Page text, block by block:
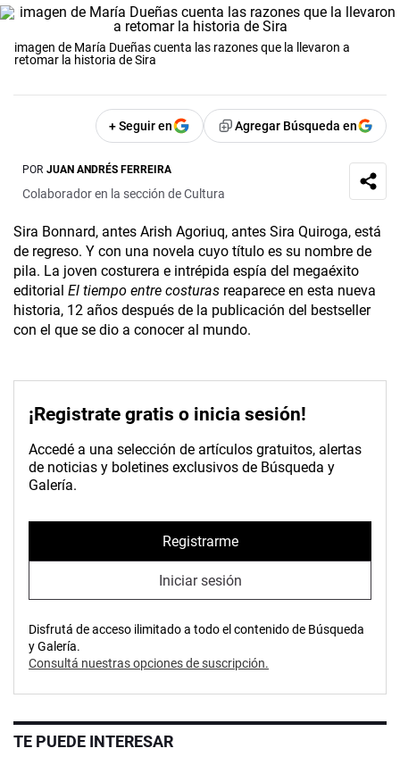
imagen de María Dueñas cuenta las razones que la llevaron a
retomar la historia de Sira
+ Seguir en Agregar Búsqueda en
POR JUAN ANDRÉS FERREIRA
Colaborador en la sección de Cultura
Sira Bonnard, antes Arish Agoriuq, antes Sira Quiroga, está
de regreso. Y con una novela cuyo título es su nombre de
pila. La joven costurera e intrépida espía del megaéxito
editorial El tiempo entre costuras reaparece en esta nueva
historia, 12 años después de la publicación del bestseller
con el que se dio a conocer al mundo.
¡Registrate gratis o inicia sesión!
Accedé a una selección de artículos gratuitos, alertas
de noticias y boletines exclusivos de Búsqueda y
Galería.
Registrarme
Iniciar sesión
Disfrutá de acceso ilimitado a todo el contenido de Búsqueda
y Galería.
Consultá nuestras opciones de suscripción.
TE PUEDE INTERESAR